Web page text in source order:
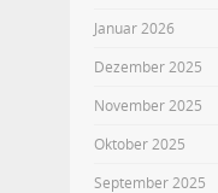
Januar 2026
Dezember 2025
November 2025
Oktober 2025
September 2025